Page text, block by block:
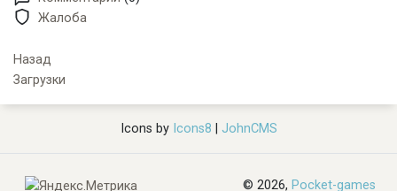
Жалоба
Назад
Загрузки
Icons byIcons8 JohnCMS
© 2026, Pocket-games